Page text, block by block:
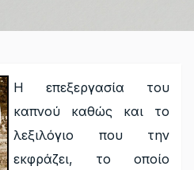
Η επεξεργασία του
καπνού καθώς και το
λεξιλόγιο που την
εκφράζει, το οποίο